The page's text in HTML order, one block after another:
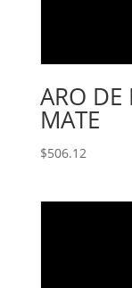
ARO DE
MATE
$506.12